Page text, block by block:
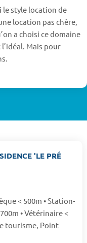
le style location de
location pas chère,
a choisi ce domaine
l’idéal. Mais pour
'LE PRÉ
< 500m • Station-
• Vétérinaire <
tourisme, Point